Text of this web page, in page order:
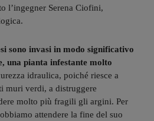
l’ingegner Serena Ciofini,
sono invasi in modo significativo
una pianta infestante molto
idraulica, poiché riesce a
muri verdi, a distruggere
molto più fragili gli argini. Per
attendere la fine del suo